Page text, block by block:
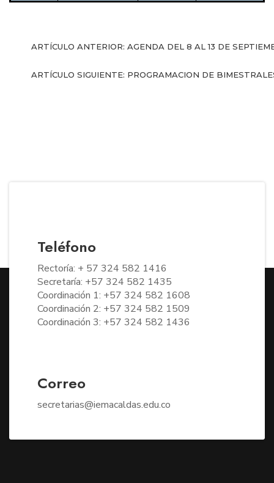
ARTÍCULO ANTERIOR: AGENDA DEL 8 AL 13 DE
ARTÍCULO SIGUIENTE: PROGRAMACION DE
Teléfono
Rectoría: + 57 324 582 1416
Secretaría: +57 324 582 1435
Coordinación 1: +57 324 582 1608
Coordinación 2: +57 324 582 1509
Coordinación 3: +57 324 582 1436
Correo
secretarias@iemacaldas.edu.co